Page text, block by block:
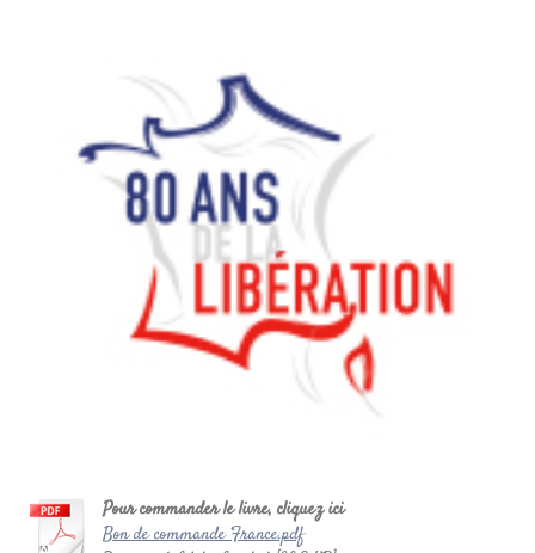
Pour commander le livre, cliquez ici
Bon de commande France.pdf